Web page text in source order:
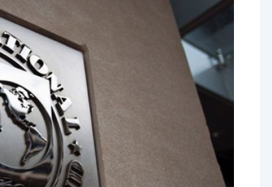
РЕЙТИНГ ДЕБЕТОВИХ
КАРТОК
ЩОМІСЯЧНИЙ ОГЛЯД
ПУТІВНИКИ ПО
БАНКІВСЬКИХ КАРТКАХ